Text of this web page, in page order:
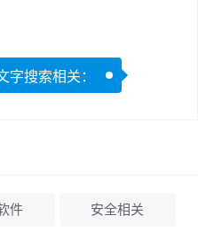
搜索相关：
件 安全相关